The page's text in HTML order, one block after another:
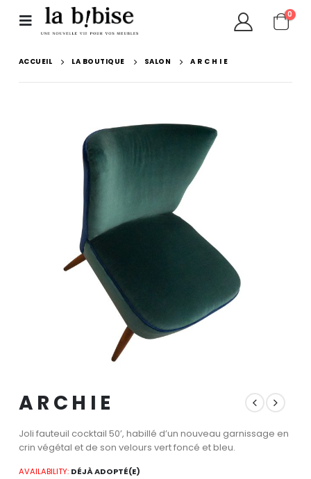
0
ACCUEIL LA BOUTIQUE SALON A R C H I E
A R C H I E
Joli fauteuil cocktail 50’, habillé d’un nouveau garnissage en
crin végétal et de son velours vert foncé et bleu.
AVAILABILITY: DÉJÀ ADOPTÉ(E)